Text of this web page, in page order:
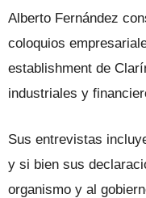
Alberto Fernández
coloquios
establishment de
industriales y
Sus entrevistas
y si bien sus
organismo y al